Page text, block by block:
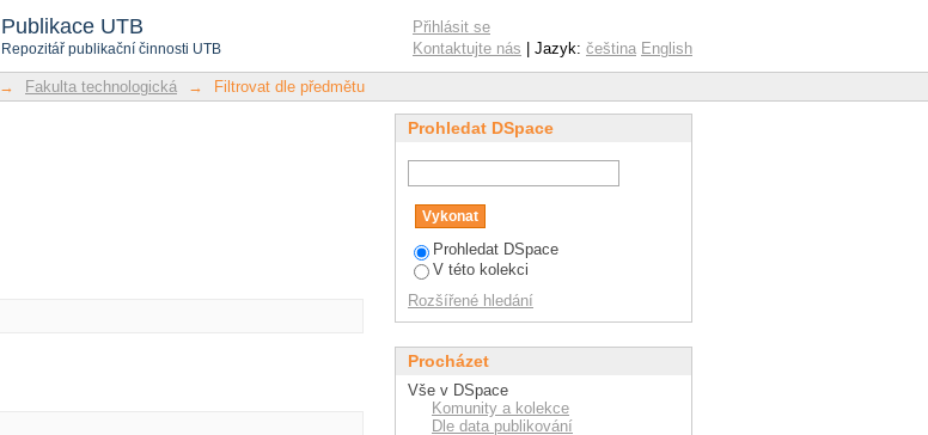
Publikace UTB
Repozitář publikační činnosti UTB
Přihlásit se
Kontaktujte nás | Jazyk: čeština English
→ Fakulta technologická → Filtrovat dle předmětu
Prohledat DSpace
Prohledat DSpace
V této kolekci
Rozšířené hledání
Procházet
Vše v DSpace
Komunity a kolekce
Dle data publikování